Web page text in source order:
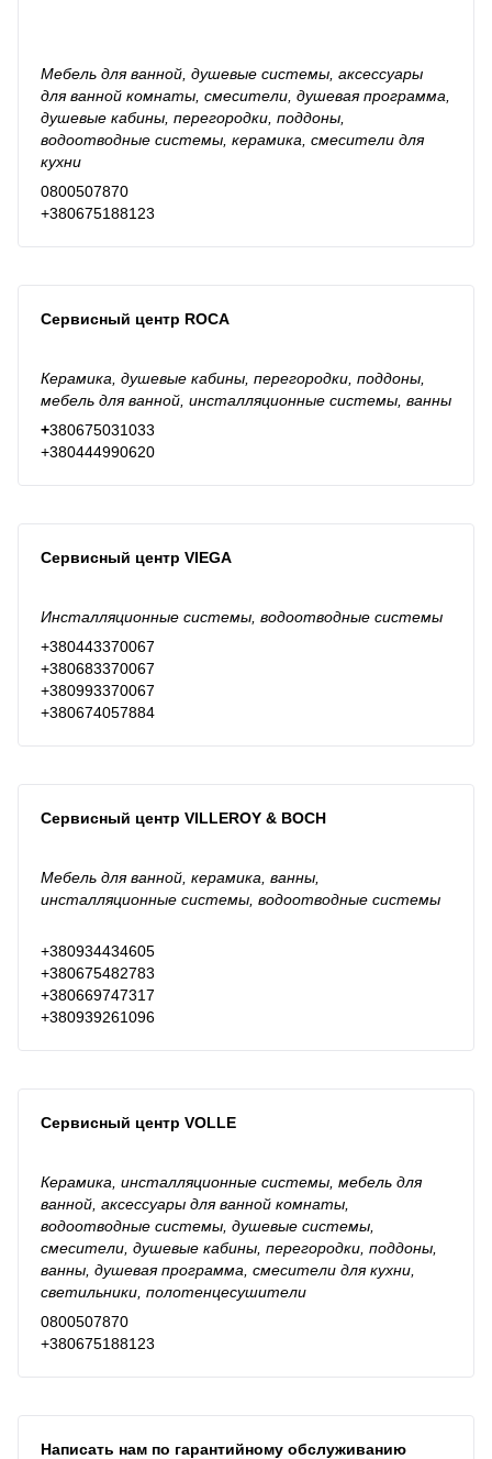
Мебель для ванной, душевые системы, аксессуары
для ванной комнаты, смесители, душевая программа,
душевые кабины, перегородки, поддоны,
водоотводные системы, керамика, смесители для
кухни
0800507870
+380675188123
Сервисный центр ROCA
Керамика, душевые кабины, перегородки, поддоны,
мебель для ванной, инсталляционные системы, ванны
+380675031033
+380444990620
Сервисный центр VIEGA
Инсталляционные системы, водоотводные системы
+380443370067
+380683370067
+380993370067
+380674057884
Сервисный центр VILLEROY & BOCH
Мебель для ванной, керамика, ванны,
инсталляционные системы, водоотводные системы
+380934434605
+380675482783
+380669747317
+380939261096
Сервисный центр VOLLE
Керамика, инсталляционные системы, мебель для
ванной, аксессуары для ванной комнаты,
водоотводные системы, душевые системы,
смесители, душевые кабины, перегородки, поддоны,
ванны, душевая программа, смесители для кухни,
светильники, полотенцесушители
0800507870
+380675188123
Написать нам по гарантийному обслуживанию